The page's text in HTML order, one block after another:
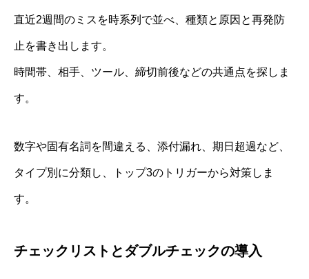
直近2週間のミスを時系列で並べ、種類と原因と再発防
止を書き出します。
時間帯、相手、ツール、締切前後などの共通点を探しま
す。
数字や固有名詞を間違える、添付漏れ、期日超過など、
タイプ別に分類し、トップ3のトリガーから対策しま
す。
チェックリストとダブルチェックの導入